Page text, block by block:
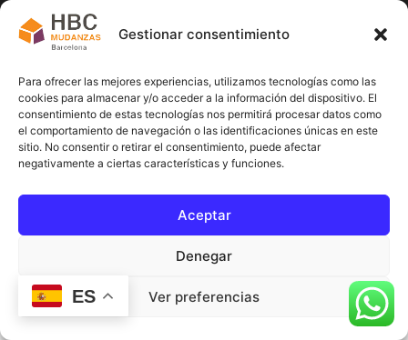
Gestionar consentimiento
Para ofrecer las mejores experiencias, utilizamos tecnologías como las
cookies para almacenar y/o acceder a la información del dispositivo. El
consentimiento de estas tecnologías nos permitirá procesar datos como
el comportamiento de navegación o las identificaciones únicas en este
sitio. No consentir o retirar el consentimiento, puede afectar
negativamente a ciertas características y funciones.
Aceptar
Denegar
Ver preferencias
100
ES